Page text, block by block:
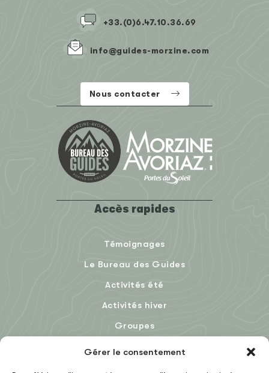
Gérer le consentement
+33.(0)6.47.10.36.69
info@guides-morzine.com
Nous contacter
Accès rapides
Témoignages
Le Bureau des Guides
Activités été
Activités hiver
Groupes